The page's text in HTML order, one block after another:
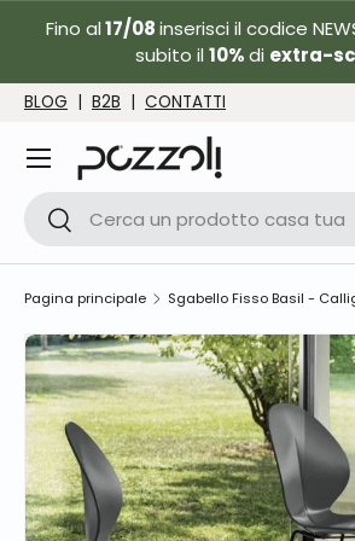
Passa ai contenuti
Fino al17/08inserisci il codice
subito il 10%di extra-
BLOG | B2B | CONTATTI
Cerca
Cerca
Menu
Pagina principale Sgabello Fisso Basil -